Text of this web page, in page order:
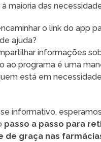
maioria das
o link do app
ajuda?
informações
ao programa é uma
está em
informativo,
passo a passo para
de graça nas